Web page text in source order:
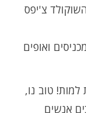
צ'יפס
ל-180 מעלות מכניסים ואופים
טוב נו,
אנשים